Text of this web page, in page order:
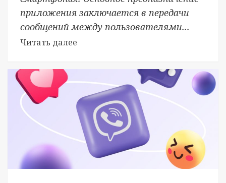
приложения заключается в передачи
сообщений между пользователями...
Читать далее